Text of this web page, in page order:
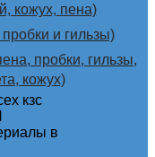
кожух, пена)
и гильзы)
пробки, гильзы,
кожух)